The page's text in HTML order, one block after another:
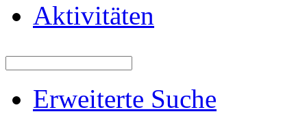
Aktivitäten
Erweiterte Suche